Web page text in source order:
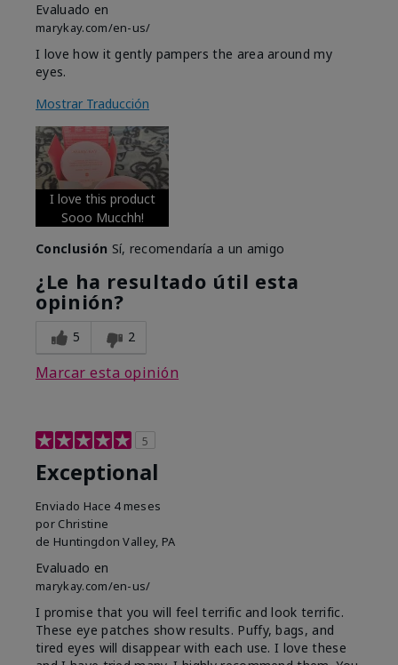
Evaluado en
marykay.com/en-us/
I love how it gently pampers the area around my
eyes.
Mostrar Traducción
I love this product
Sooo Mucchh!
Conclusión Sí, recomendaría a un amigo
¿Le ha resultado útil esta
opinión?
5 2
Marcar esta opinión
5
Exceptional
Enviado Hace 4 meses
por Christine
de Huntingdon Valley, PA
Evaluado en
marykay.com/en-us/
I promise that you will feel terrific and look terrific.
These eye patches show results. Puffy, bags, and
tired eyes will disappear with each use. I love these